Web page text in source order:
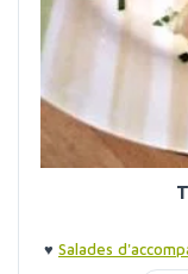
♥ Salades